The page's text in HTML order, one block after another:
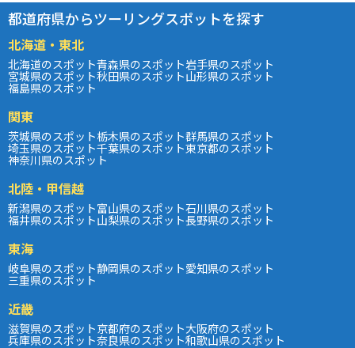
都道府県からツーリングスポットを探す
北海道・東北
北海道のスポット青森県のスポット岩手県のスポット
宮城県のスポット秋田県のスポット山形県のスポット
福島県のスポット
関東
茨城県のスポット栃木県のスポット群馬県のスポット
埼玉県のスポット千葉県のスポット東京都のスポット
神奈川県のスポット
北陸・甲信越
新潟県のスポット富山県のスポット石川県のスポット
福井県のスポット山梨県のスポット長野県のスポット
東海
岐阜県のスポット静岡県のスポット愛知県のスポット
三重県のスポット
近畿
滋賀県のスポット京都府のスポット大阪府のスポット
兵庫県のスポット奈良県のスポット和歌山県のスポット